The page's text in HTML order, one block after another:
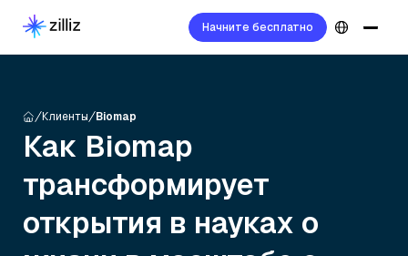
Начните бесплатно
Клиенты Biomap
Как Biomap
трансформирует
открытия в науках о